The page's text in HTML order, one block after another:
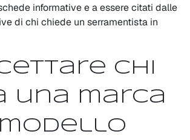
informative e a essere citati dalle
di chi chiede un serramentista in
chi
una marca